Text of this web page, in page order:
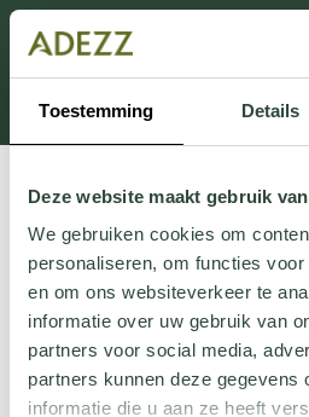
Toestemming Details
Deze website maakt gebruik
We gebruiken cookies om
personaliseren, om functies
en om ons websiteverkeer te
informatie over uw gebruik van
partners voor social media,
partners kunnen deze gegevens
informatie die u aan ze heeft
Dit onderdeel is momenteel
Als je informatie mist kun je
168 of mailen